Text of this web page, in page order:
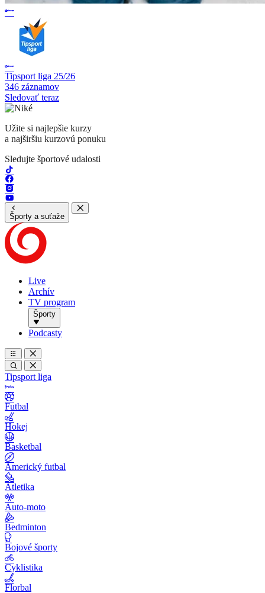
Tipsport liga 25/26
346 záznamov
Sledovať teraz
Užite si najlepšie kurzy
a najširšiu kurzovú ponuku
Sledujte športové udalosti
Športy a suťaže
Live
Archív
TV program
Športy
Podcasty
Tipsport liga
Futbal
Hokej
Basketbal
Americký futbal
Atletika
Auto-moto
Bedminton
Bojové športy
Cyklistika
Florbal